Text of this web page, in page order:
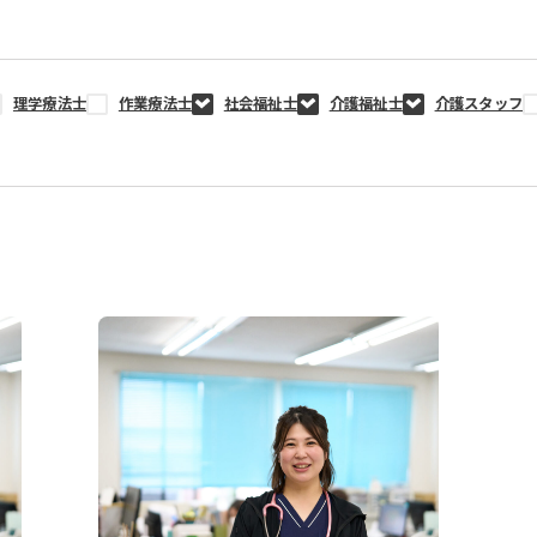
理学療法士 作業療法士 社会福祉士 介護福祉士 介護スタッフ